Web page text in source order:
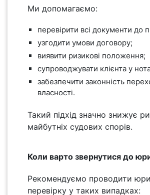
Ми допомагаємо:
перевірити всі документи до
узгодити умови договору;
виявити ризикові положення;
супроводжувати клієнта у
забезпечити законність
власності.
Такий підхід значно знижує
майбутніх судових спорів.
Коли варто звернутися до
Рекомендуємо проводити
перевірку у таких випадках: